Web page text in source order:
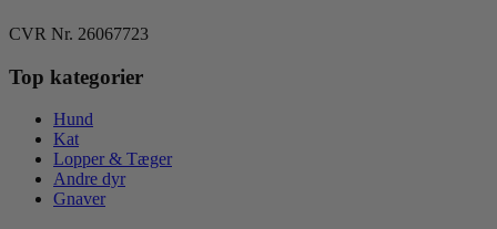
CVR Nr. 26067723
Top kategorier
Hund
Kat
Lopper & Tæger
Andre dyr
Gnaver